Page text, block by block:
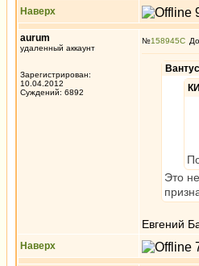
Наверх
aurum
удаленный аккаунт
Зарегистрирован:
10.04.2012
Суждений: 6892
№158945
Вантус
КИ
Это
Евгений
Наверх